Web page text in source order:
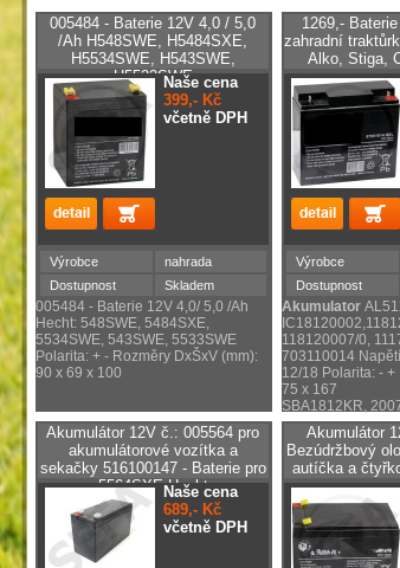
005484 - Baterie 12V 4,0 / 5,0
/Ah H548SWE, H5484SXE,
H5534SWE, H543SWE,
H5533SWENaše cena
399,- Kč
včetně DPH
Výrobce
nahrada
Dostupnost
Skladem
005484 - Baterie 12V 4,0/ 5,0 /Ah
Hecht: 548SWE, 5484SXE,
5534SWE, 543SWE, 5533SWE
Polarita: + - Rozměry DxŠxV (mm):
90 x 69 x 100
1269,-
zahradní
Alko, Stiga,
Výrobce
Dostupnost
Akumulator
118120007/0,
703110014
12/18 Polarita: - +
75 x 167
SBA1812KR,
Akumulátor 12V č.: 005564 pro
akumulátorové vozítka a
sekačky 516100147 - Baterie pro
5564SXE Hecht
Naše cena
689,- Kč
včetně DPH
Akumulátor
Bezúdržbový
autíčka a